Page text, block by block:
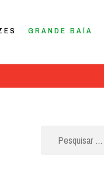
GRANDE BAÍA